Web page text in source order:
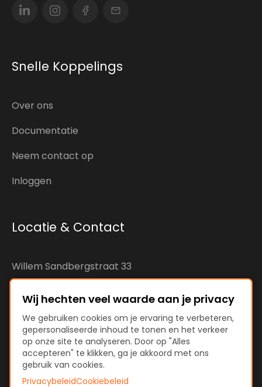
Snelle Koppelings
Over ons
Documentatie
Neem contact op
Inloggen
Locatie & Contact
Willem Sandbergstraat 33
7425RC Deventer
The Netherlands
KvK: 92890598
VAT: NL866207144B01
Wij hechten veel waarde aan je privacy
We gebruiken cookies om je ervaring te verbeteren,
gepersonaliseerde inhoud te tonen en het verkeer
op onze site te analyseren. Door op "Alles
accepteren" te klikken, ga je akkoord met ons
gebruik van cookies.
PrivacybeleidCookiebeleid